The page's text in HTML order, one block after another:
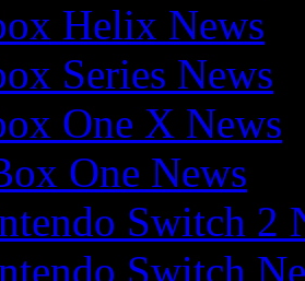
Helix News
Series News
One X News
One News
Switch 2
Switch